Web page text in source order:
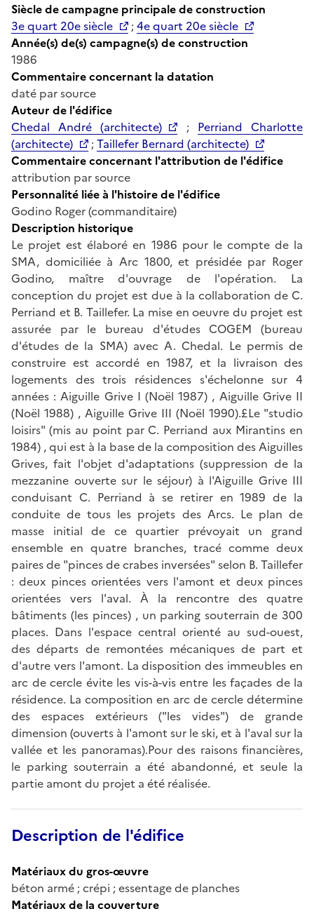
Siècle de campagne principale de construction
3e quart 20e siècle
;4e quart 20e siècle
Année(s) de(s) campagne(s) de construction
1986
Commentaire concernant la datation
daté par source
Auteur de l'édifice
Chedal André (architecte)
; Perriand Charlotte
(architecte)
;Taillefer Bernard (architecte)
Commentaire concernant l'attribution de l'édifice
attribution par source
Personnalité liée à l'histoire de l'édifice
Godino Roger (commanditaire)
Description historique
Le projet est élaboré en 1986 pour le compte de la
SMA, domiciliée à Arc 1800, et présidée par Roger
Godino, maître d'ouvrage de l'opération. La
conception du projet est due à la collaboration de C.
Perriand et B. Taillefer. La mise en oeuvre du projet est
assurée par le bureau d'études COGEM (bureau
d'études de la SMA) avec A. Chedal. Le permis de
construire est accordé en 1987, et la livraison des
logements des trois résidences s'échelonne sur 4
années : Aiguille Grive I (Noël 1987) , Aiguille Grive II
(Noël 1988) , Aiguille Grive III (Noël 1990).£Le "studio
loisirs" (mis au point par C. Perriand aux Mirantins en
1984) , qui est à la base de la composition des Aiguilles
Grives, fait l'objet d'adaptations (suppression de la
mezzanine ouverte sur le séjour) à l'Aiguille Grive III
conduisant C. Perriand à se retirer en 1989 de la
conduite de tous les projets des Arcs. Le plan de
masse initial de ce quartier prévoyait un grand
ensemble en quatre branches, tracé comme deux
paires de "pinces de crabes inversées" selon B. Taillefer
: deux pinces orientées vers l'amont et deux pinces
orientées vers l'aval. À la rencontre des quatre
bâtiments (les pinces) , un parking souterrain de 300
places. Dans l'espace central orienté au sud-ouest,
des départs de remontées mécaniques de part et
d'autre vers l'amont. La disposition des immeubles en
arc de cercle évite les vis-à-vis entre les façades de la
résidence. La composition en arc de cercle détermine
des espaces extérieurs ("les vides") de grande
dimension (ouverts à l'amont sur le ski, et à l'aval sur la
vallée et les panoramas).Pour des raisons financières,
le parking souterrain a été abandonné, et seule la
partie amont du projet a été réalisée.
Description de l'édifice
Matériaux du gros-œuvre
béton armé ; crépi ; essentage de planches
Matériaux de la couverture